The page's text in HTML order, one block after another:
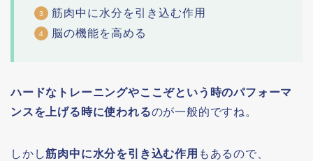
筋肉中に水分を引き込む作用
脳の機能を高める
ハードなトレーニングやここぞという時のパフォーマ
ンスを上げる時に使われるのが一般的ですね。
しかし筋肉中に水分を引き込む作用 もあるので、